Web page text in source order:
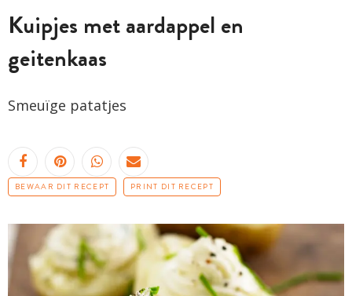
Kuipjes met aardappel en
geitenkaas
Smeuïge patatjes
BEWAAR DIT RECEPT PRINT DIT RECEPT